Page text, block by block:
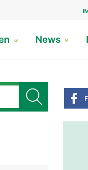
News
Share